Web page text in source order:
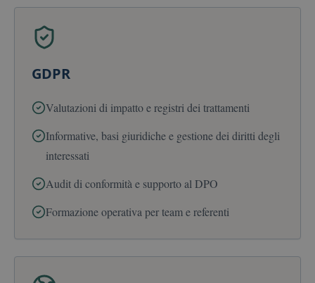
GDPR
Valutazioni di impatto e registri dei trattamenti
Informative, basi giuridiche e gestione dei diritti degli
interessati
Audit di conformità e supporto al DPO
Formazione operativa per team e referenti